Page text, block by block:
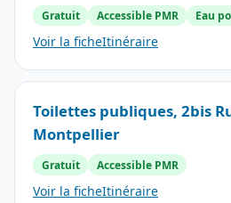
Gratuit Accessible PMR Eau
Voir la ficheItinéraire
Toilettes publiques, 2bis
Montpellier
Gratuit Accessible PMR
Voir la ficheItinéraire